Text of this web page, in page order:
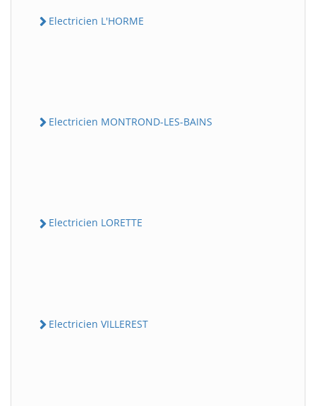
Electricien L'HORME
Electricien MONTROND-LES-BAINS
Electricien LORETTE
Electricien VILLEREST